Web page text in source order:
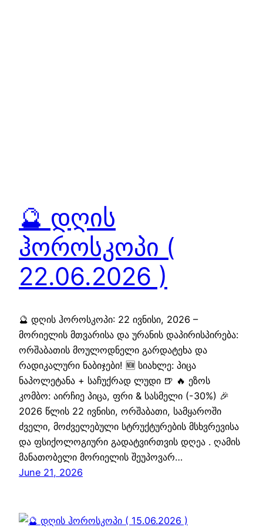
🔮 დღის
ჰოროსკოპი (
22.06.2026 )
🔮 დღის ჰოროსკოპი: 22 ივნისი, 2026 –
მორიელის მთვარისა და ურანის დაპირისპირება:
ორშაბათის მოულოდნელი გარდატეხა და
რადიკალური ნაბიჯები! 🆕 სიახლე: პიცა
ნაპოლეტანა + საჩუქრად ლუდი 🍺 🔥 ეზოს
კომბო: აირჩიე პიცა, ფრი & სასმელი (-30%) 🎉
2026 წლის 22 ივნისი, ორშაბათი, სამყაროში
ძველი, მოძველებული სტრუქტურების მსხვრევისა
და ფსიქოლოგიური გადატვირთვის დღეა . ღამის
მანათობელი მორიელის შეუპოვარ…
June 21, 2026